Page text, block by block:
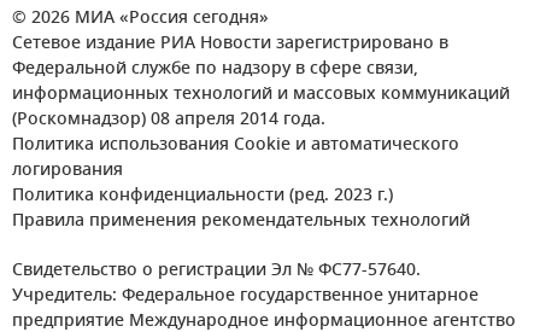
© 2026 МИА «Россия сегодня»
Сетевое издание РИА Новости зарегистрировано в
Федеральной службе по надзору в сфере связи,
информационных технологий и массовых коммуникаций
(Роскомнадзор) 08 апреля 2014 года.
Политика использования Cookie и автоматического
логирования
Политика конфиденциальности (ред. 2023 г.)
Правила применения рекомендательных технологий
Свидетельство о регистрации Эл № ФС77-57640.
Учредитель: Федеральное государственное унитарное
предприятие Международное информационное агентство